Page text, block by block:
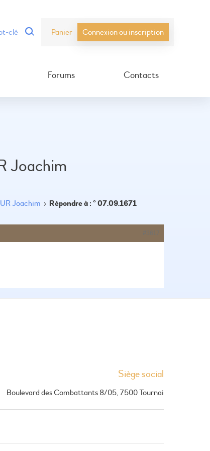
Panier Connexion ou inscription
Forums Contacts
Joachim
Joachim › Répondre à : ° 07.09.1671
Siège social
Boulevard des Combattants 8/05, 7500 Tournai